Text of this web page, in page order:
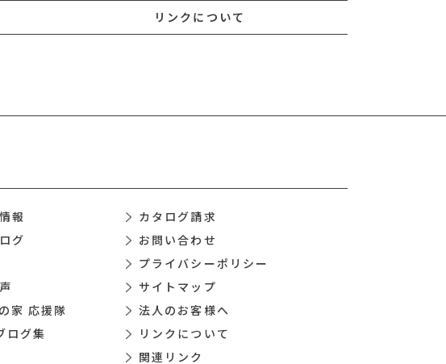
リンクについて
報
グ
家 応援隊
ログ集
カタログ請求
お問い合わせ
プライバシーポリシー
サイトマップ
法人のお客様へ
リンクについて
関連リンク